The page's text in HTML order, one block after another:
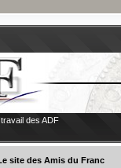
des ADF
site des Amis du Franc